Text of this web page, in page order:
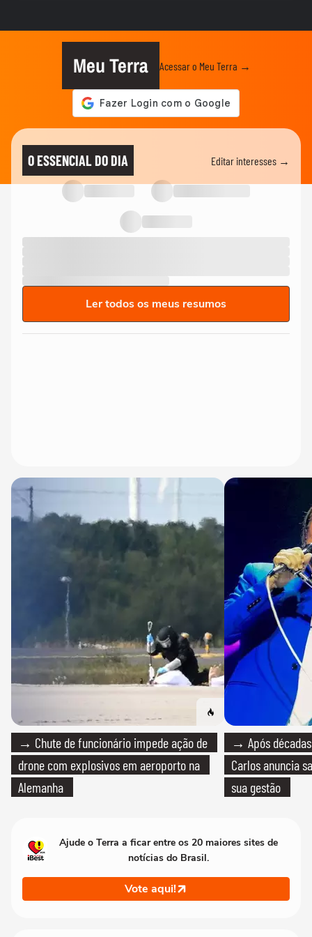
Meu Terra Acessar o Meu Terra →
O ESSENCIAL DO DIA Editar interesses →
Ler todos os meus resumos
→ Chute de funcionário impede ação de
drone com explosivos em aeroporto na
Alemanha
→ Após
Carlos anuncia
sua gestão
Ajude o Terra a ficar entre os 20 maiores sites de
notícias do Brasil.
Vote aqui!